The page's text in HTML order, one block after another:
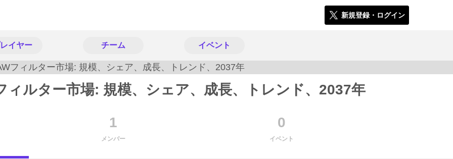
新規登録・ログイン
イヤー チーム イベント
255
ィルター市場: 規模、シェア、成長、トレンド、2037年
1
メンバー
0
イベント